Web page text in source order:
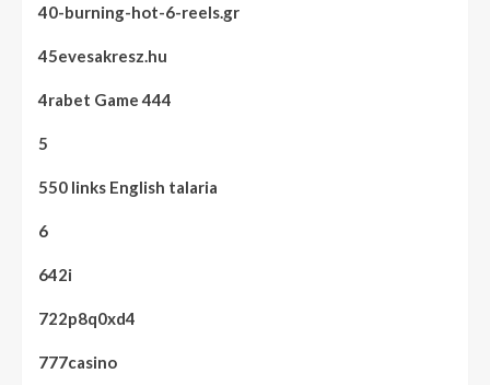
40-burning-hot-6-reels.gr
45evesakresz.hu
4rabet Game 444
5
550 links English talaria
6
642i
722p8q0xd4
777casino